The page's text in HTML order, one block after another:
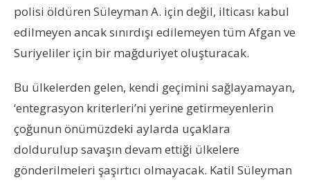
polisi öldüren Süleyman A. için değil, ilticası kabul
edilmeyen ancak sınırdışı edilemeyen tüm Afgan ve
Suriyeliler için bir mağduriyet oluşturacak.
Bu ülkelerden gelen, kendi geçimini sağlayamayan,
‘entegrasyon kriterleri’ni yerine getirmeyenlerin
çoğunun önümüzdeki aylarda uçaklara
doldurulup savaşın devam ettiği ülkelere
gönderilmeleri şaşırtıcı olmayacak. Katil Süleyman